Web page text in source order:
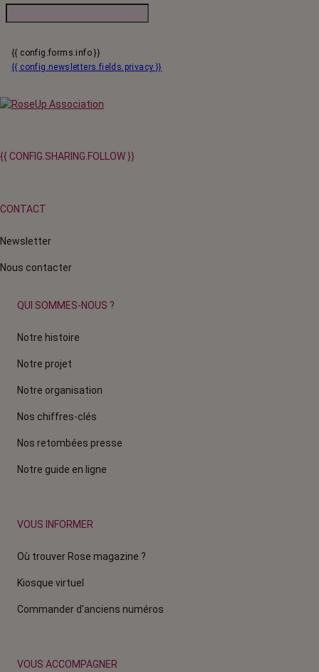
{{ config.forms.info }}
{{ config.newsletters.fields.privacy }}
{{ CONFIG.SHARING.FOLLOW }}
CONTACT
Newsletter
Nous contacter
QUI SOMMES-NOUS ?
Notre histoire
Notre projet
Notre organisation
Nos chiffres-clés
Nos retombées presse
Notre guide en ligne
VOUS INFORMER
Où trouver Rose magazine ?
Kiosque virtuel
Commander d'anciens numéros
VOUS ACCOMPAGNER